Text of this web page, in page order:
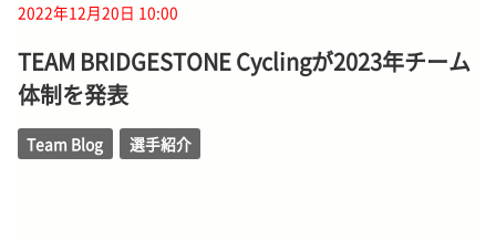
2022年12月20日 10:00
TEAM BRIDGESTONE Cyclingが2023年チーム
体制を発表
Team Blog 選手紹介